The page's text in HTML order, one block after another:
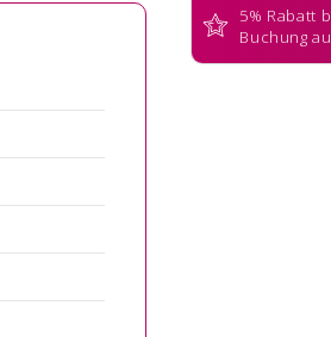
5% Rabatt
Buchung